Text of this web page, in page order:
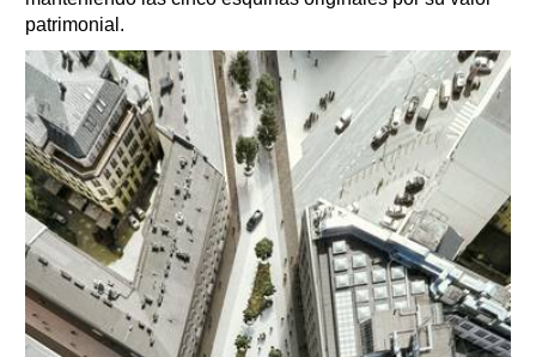
patrimonial.